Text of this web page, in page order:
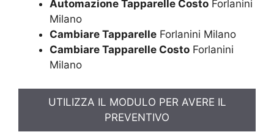
Automazione Tapparelle Costo Forlanini
Milano
Cambiare Tapparelle Forlanini Milano
Cambiare Tapparelle Costo Forlanini
Milano
UTILIZZA IL MODULO PER AVERE IL
PREVENTIVO